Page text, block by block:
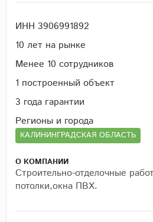
ИНН 3906991892
10 лет на рынке
Менее 10 cотрудников
1 построенный объект
3 года гарантии
Регионы и города
КАЛИНИНГРАДСКАЯ ОБЛАСТЬ
О КОМПАНИИ
Строительно-отделочные
потолки,окна ПВХ.